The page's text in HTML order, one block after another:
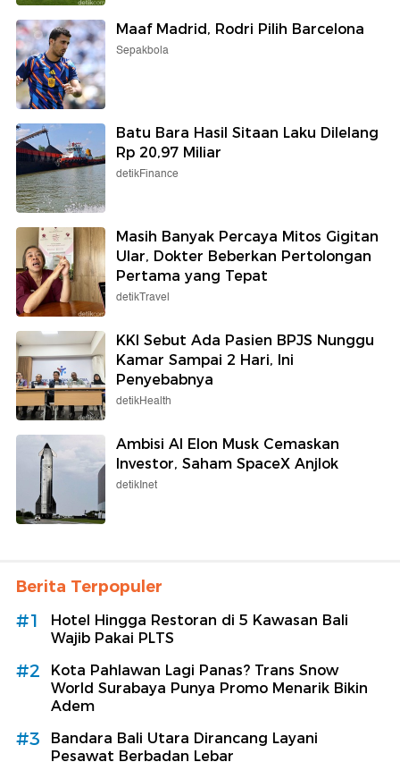
Maaf Madrid, Rodri Pilih Barcelona
Sepakbola
Batu Bara Hasil Sitaan Laku Dilelang
Rp 20,97 Miliar
detikFinance
Masih Banyak Percaya Mitos Gigitan
Ular, Dokter Beberkan Pertolongan
Pertama yang Tepat
detikTravel
KKI Sebut Ada Pasien BPJS Nunggu
Kamar Sampai 2 Hari, Ini
Penyebabnya
detikHealth
Ambisi AI Elon Musk Cemaskan
Investor, Saham SpaceX Anjlok
detikInet
Berita Terpopuler
#1
Hotel Hingga Restoran di 5 Kawasan Bali
Wajib Pakai PLTS
#2
Kota Pahlawan Lagi Panas? Trans Snow
World Surabaya Punya Promo Menarik Bikin
Adem
#3
Bandara Bali Utara Dirancang Layani
Pesawat Berbadan Lebar